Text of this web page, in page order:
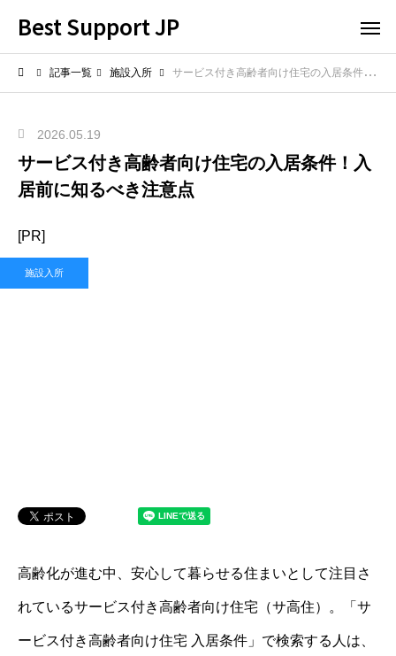
Best Support JP
記事一覧 施設入所 サービス付き高齢者向け住宅の入居条件！入居前に知るべき注意点
2026.05.19
サービス付き高齢者向け住宅の入居条件！入
居前に知るべき注意点
[PR]
施設入所
高齢化が進む中、安心して暮らせる住まいとして注目さ
れているサービス付き高齢者向け住宅（サ高住）。「サ
ービス付き高齢者向け住宅 入居条件」で検索する人は、